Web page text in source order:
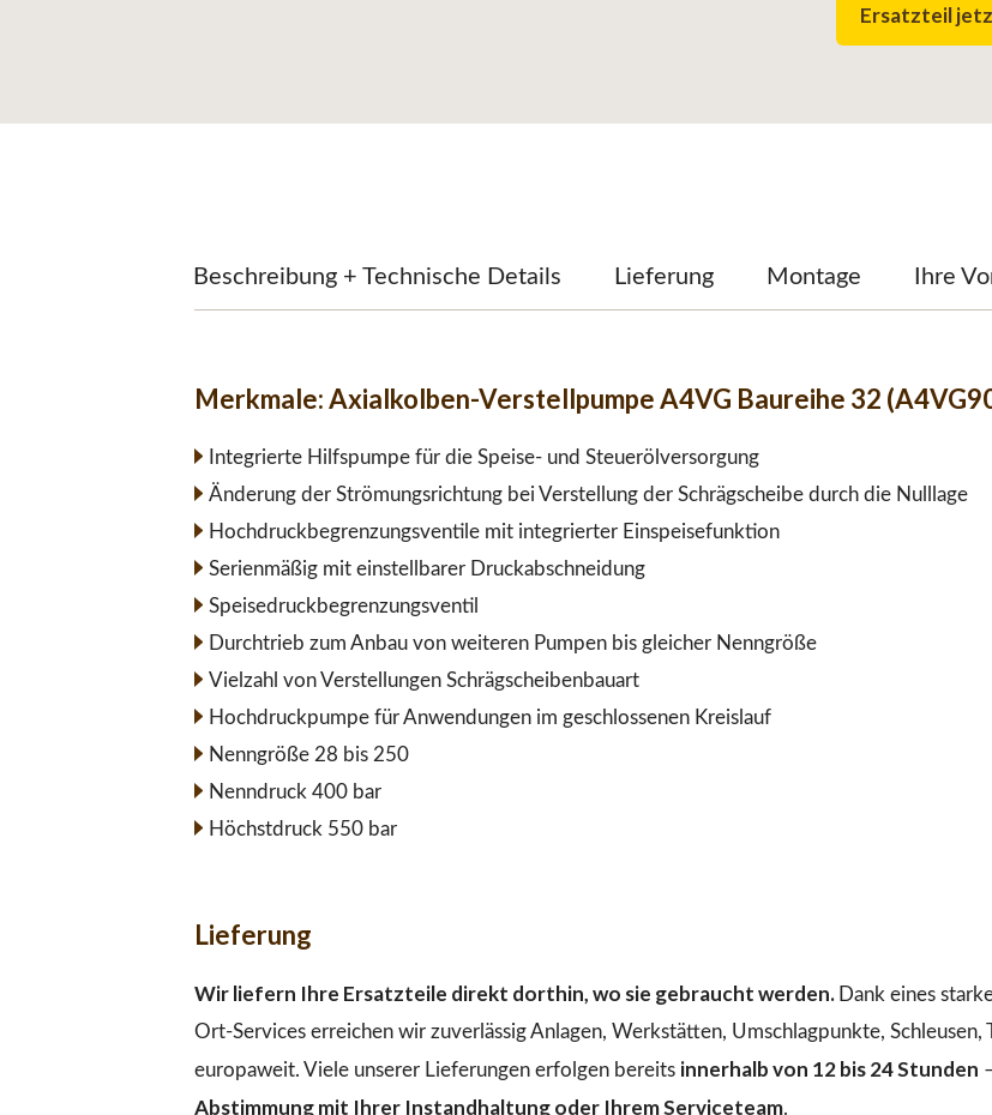
Ersatzteil
Beschreibung + Technische Details Lieferung Montage Ihre
Merkmale:Axialkolben-Verstellpumpe A4VG Baureihe 32
Integrierte Hilfspumpe für die Speise- und Steuerölversorgung
Änderung der Strömungsrichtung bei Verstellung der Schrägscheibe durch die Nulllage
Hochdruckbegrenzungsventile mit integrierter Einspeisefunktion
Serienmäßig mit einstellbarer Druckabschneidung
Speisedruckbegrenzungsventil
Durchtrieb zum Anbau von weiteren Pumpen bis gleicher Nenngröße
Vielzahl von Verstellungen Schrägscheibenbauart
Hochdruckpumpe für Anwendungen im geschlossenen Kreislauf
Nenngröße 28 bis 250
Nenndruck 400 bar
Höchstdruck 550 bar
Lieferung
Wir liefern Ihre Ersatzteile direkt dorthin, wo sie gebraucht werden. Dank eines
Ort-Services erreichen wir zuverlässig Anlagen, Werkstätten, Umschlagpunkte,
europaweit. Viele unserer Lieferungen erfolgen bereits innerhalb von 12 bis 24 Stunden
Abstimmung mit Ihrer Instandhaltung oder Ihrem Serviceteam.